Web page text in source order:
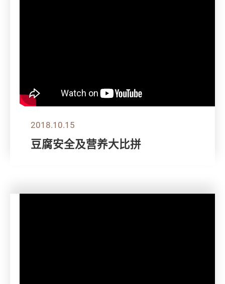
2018.10.15
豆腐安全及营养大比拼